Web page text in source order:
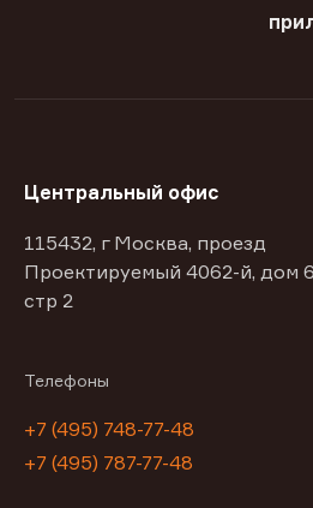
Центральный офис
115432, г Москва, проезд
Проектируемый 4062-й, дом
стр 2
Телефоны
+7 (495) 748-77-48
+7 (495) 787-77-48